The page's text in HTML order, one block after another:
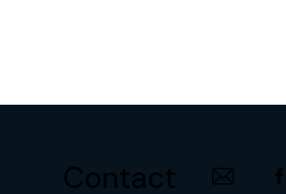
Contact